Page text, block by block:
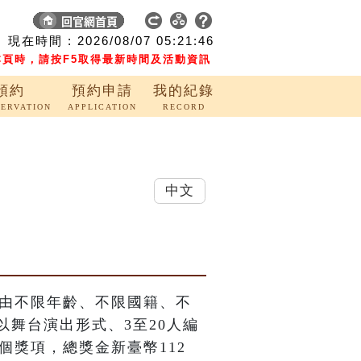
現在時間 : 2026/08/07 05:21:47
時，請按F5取得最新時間及活動資訊
約 預約申請
APPLICATION
我的紀錄
RECORD
不限年齡、不限國籍、不
舞台演出形式、3至20人編
獎項，總獎金新臺幣112